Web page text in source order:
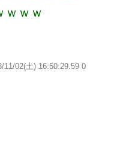
ｗｗｗ
11/02(土) 16:50:29.59 0